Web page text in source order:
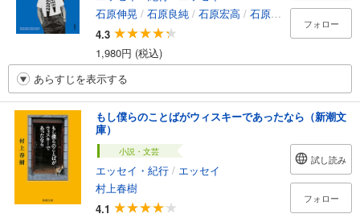
石原伸晃 / 石原良純 / 石原宏高 / 石原延啓
4.3
1,980円 (税込)
フォロー
あらすじを表示する
もし僕らのことばがウィスキーであったなら（新潮文
庫）
小説・文芸
エッセイ・紀行 / エッセイ
村上春樹
4.1
試し読み
フォロー